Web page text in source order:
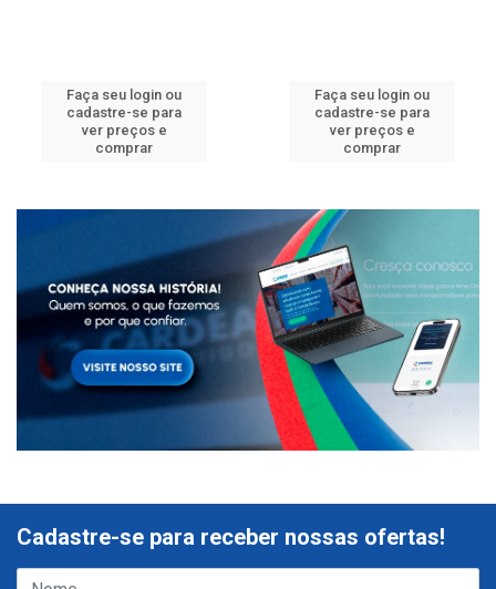
Faça seu login ou
cadastre-se para
ver preços e
comprar
Faça seu login ou
cadastre-se para
ver preços e
comprar
Cadastre-se para receber nossas ofertas!